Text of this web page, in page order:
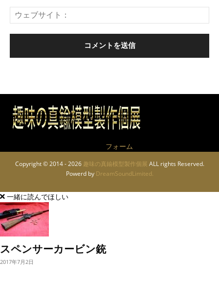
フォーム
Copyright © 2014 - 2026 趣味の真鍮模型製作個展 ALL rights Reserved.
Powerd by DreamSoundLimited.
一緒に読んでほしい
スペンサーカービン銃
2017年7月2日